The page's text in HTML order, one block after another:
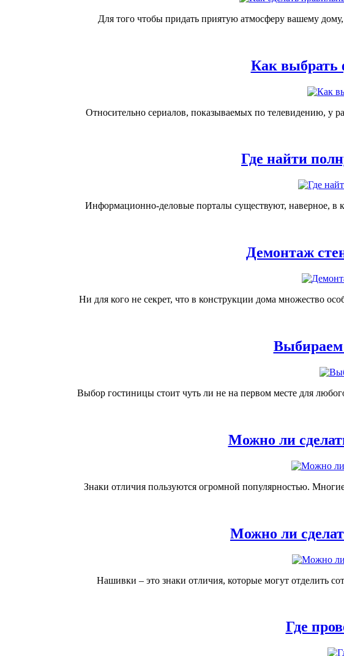
Для того чтобы придать приятую атмосферу вашему
Как выбрать
Относительно сериалов, показываемых по телевидению, у
Где найти
Информационно-деловые порталы существуют, наверное, в
Демонтаж
Ни для кого не секрет, что в конструкции дома множество
Выбираем
Выбор гостиницы стоит чуть ли не на первом месте для
Можно ли
Знаки отличия пользуются огромной популярностью.
Можно ли
Нашивки – это знаки отличия, которые могут отделить
Где